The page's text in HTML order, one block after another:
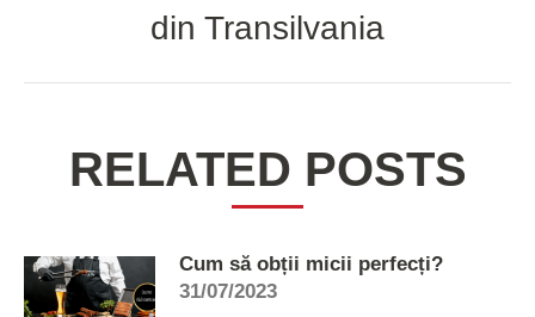
post:
din Transilvania
RELATED POSTS
Cum să obții micii perfecți?
31/07/2023